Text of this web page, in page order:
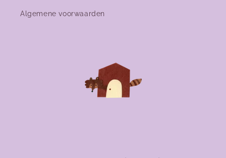
Algemene voorwaarden